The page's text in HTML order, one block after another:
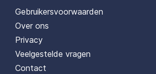
Gebruikersvoorwaarden
Over ons
Privacy
Veelgestelde vragen
Contact